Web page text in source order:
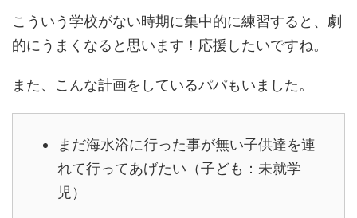
こういう学校がない時期に集中的に練習すると、劇
的にうまくなると思います！応援したいですね。
また、こんな計画をしているパパもいました。
まだ海水浴に行った事が無い子供達を連
れて行ってあげたい（子ども：未就学
児）